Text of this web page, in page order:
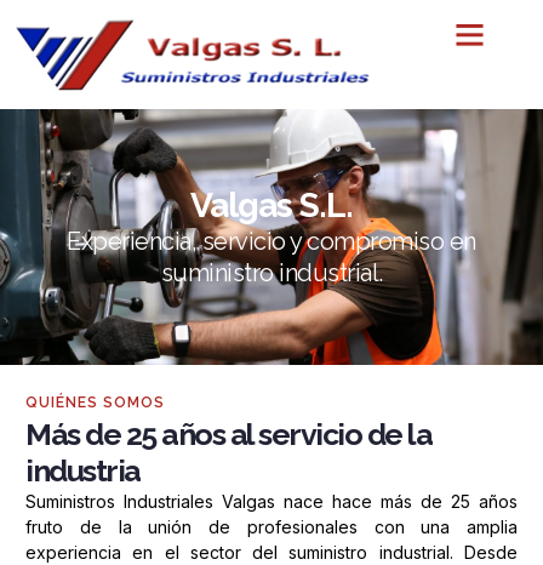
Valgas S.L.
Experiencia, servicio y compromiso en
suministro industrial.
QUIÉNES SOMOS
Más de 25 años al servicio de la
industria
Suministros Industriales Valgas nace hace más de 25 años
fruto de la unión de profesionales con una amplia
experiencia en el sector del suministro industrial. Desde